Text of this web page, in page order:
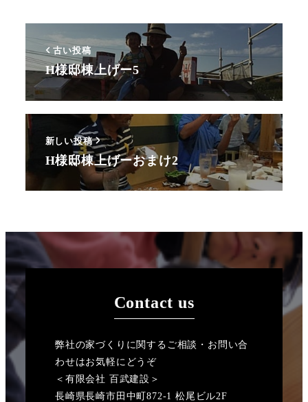
古い投稿
H様邸棟上げー5
新しい投稿
H様邸棟上げーおまけ2
Contact us
弊社の家づくりに関するご相談・お問い合
わせはお気軽にどうぞ
＜有限会社 百武建設＞
長崎県長崎市田中町872-1 松尾ビル2F